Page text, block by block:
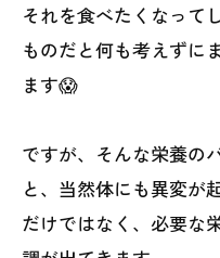
それを食べたくなって
ものだと何も考えずに
ます😱
ですが、そんな栄養の
と、当然体にも異変が
だけではなく、必要な